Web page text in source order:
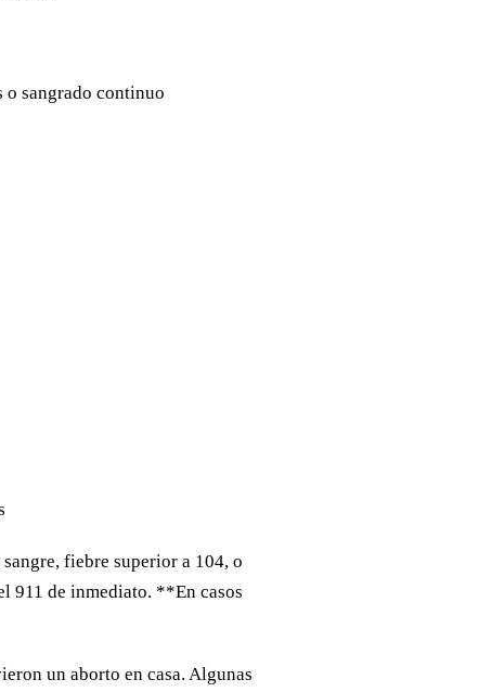
o sangrado continuo
fiebre superior a 104, o
911 de inmediato. **En casos
un aborto en casa. Algunas